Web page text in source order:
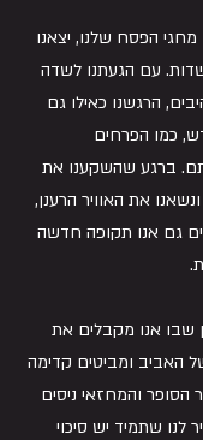
הפסח שלנו, יצאנו
עם הגעתנו לשדה
הרגשנו כאילו גם
כמו הפרחים
ברגע שהשקענו את
את האוויר הרענן,
גם אנו תקופה חדשה
שבו אנו מקבלים את
האביב ומביטים קדימה
הסופר והמחזאי ניסים
לנו שתמיד יש סיכוי